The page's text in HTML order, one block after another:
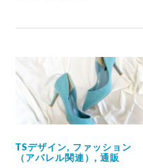
TSデザイン, ファッション
（アパレル関連）,通販